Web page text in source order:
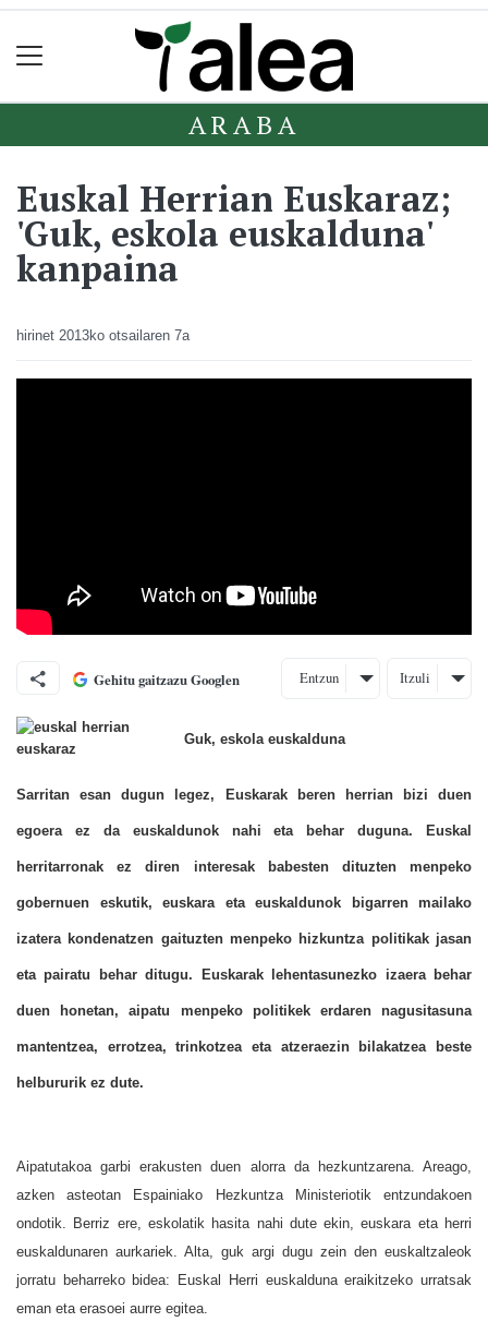
ARABA
Euskal Herrian Euskaraz;
'Guk, eskola euskalduna'
kanpaina
hirinet 2013ko otsailaren 7a
Gehitu gaitzazu Googlen Entzun Itzuli
Guk, eskola euskalduna
Sarritan esan dugun legez, Euskarak beren herrian bizi duen
egoera ez da euskaldunok nahi eta behar duguna. Euskal
herritarronak ez diren interesak babesten dituzten menpeko
gobernuen eskutik, euskara eta euskaldunok bigarren mailako
izatera kondenatzen gaituzten menpeko hizkuntza politikak jasan
eta pairatu behar ditugu. Euskarak lehentasunezko izaera behar
duen honetan, aipatu menpeko politikek erdaren nagusitasuna
mantentzea, errotzea, trinkotzea eta atzeraezin bilakatzea beste
helbururik ez dute.
Aipatutakoa garbi erakusten duen alorra da hezkuntzarena. Areago,
azken asteotan Espainiako Hezkuntza Ministeriotik entzundakoen
ondotik. Berriz ere, eskolatik hasita nahi dute ekin, euskara eta herri
euskaldunaren aurkariek. Alta, guk argi dugu zein den euskaltzaleok
jorratu beharreko bidea: Euskal Herri euskalduna eraikitzeko urratsak
eman eta erasoei aurre egitea.